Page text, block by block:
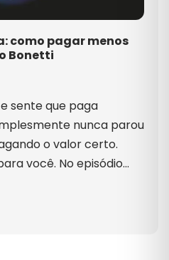
como pagar menos
Bonetti
sente que paga
nunca parou
o valor certo.
você. No episódio…